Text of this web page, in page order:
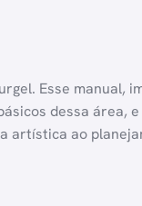
Esse manual,
dessa área,
artística ao